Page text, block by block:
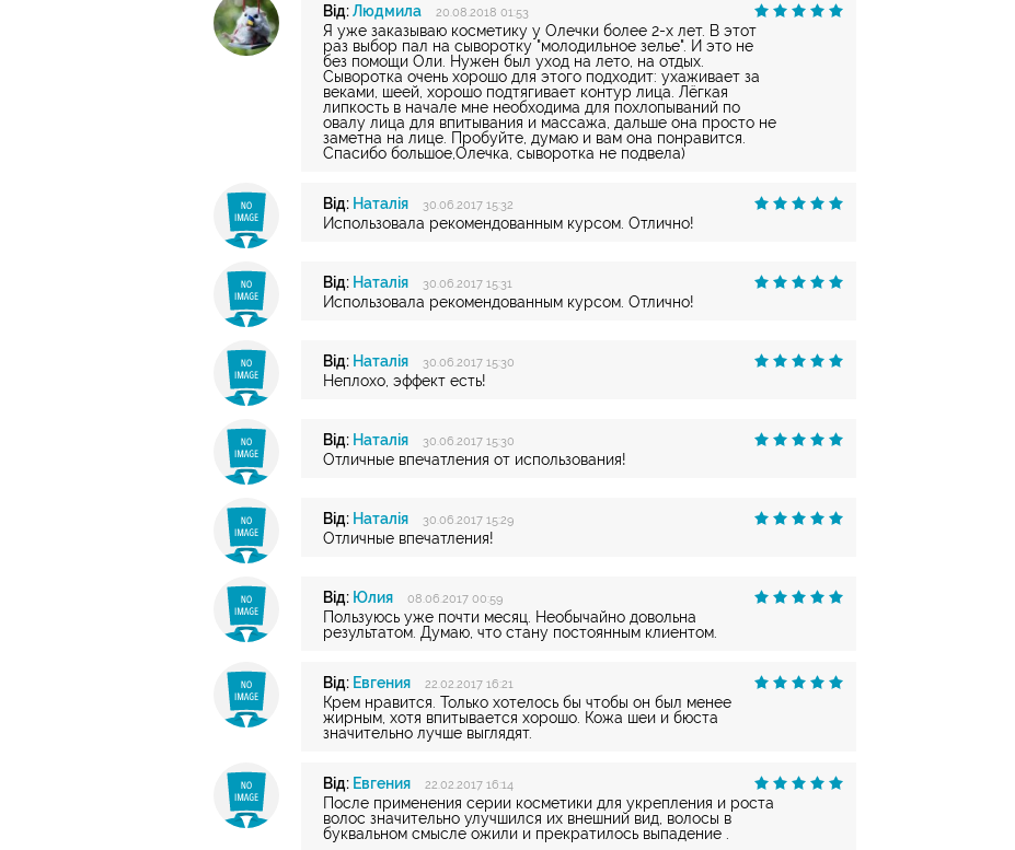
Від:Людмила 20.08.2018 01:53
Я уже заказываю косметику у Олечки более 2-х лет. В этот
раз выбор пал на сыворотку "молодильное зелье". И это не
без помощи Оли. Нужен был уход на лето, на отдых.
Сыворотка очень хорошо для этого подходит: ухаживает за
веками, шеей, хорошо подтягивает контур лица. Лёгкая
липкость в начале мне необходима для похлопываний по
овалу лица для впитывания и массажа, дальше она просто не
заметна на лице. Пробуйте, думаю и вам она понравится.
Спасибо большое,Олечка, сыворотка не подвела)
Від: Наталія 30.06.2017 15:32
Использовала рекомендованным курсом. Отлично!
Від: Наталія 30.06.2017 15:31
Использовала рекомендованным курсом. Отлично!
Від: Наталія 30.06.2017 15:30
Неплохо, эффект есть!
Від: Наталія 30.06.2017 15:30
Отличные впечатления от использования!
Від: Наталія 30.06.2017 15:29
Отличные впечатления!
Від: Юлия 08.06.2017 00:59
Пользуюсь уже почти месяц. Необычайно довольна
результатом. Думаю, что стану постоянным клиентом.
Від: Евгения 22.02.2017 16:21
Крем нравится. Только хотелось бы чтобы он был менее
жирным, хотя впитывается хорошо. Кожа шеи и бюста
значительно лучше выглядят.
Від: Евгения 22.02.2017 16:14
После применения серии косметики для укрепления и роста
волос значительно улучшился их внешний вид, волосы в
буквальном смысле ожили и прекратилось выпадение .